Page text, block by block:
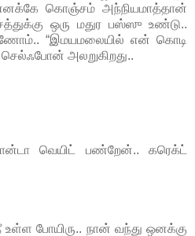
கொஞ்சம் அந்நியமாத்தான்
ஒரு மதுர பஸ்ஸு உண்டு..
“இமயமலையில் என் கொடி
அலறுகிறது..
வெயிட் பண்றேன்.. கரெக்ட்
நீ உள்ள போயிரு.. நான் வந்து ஒனக்கு